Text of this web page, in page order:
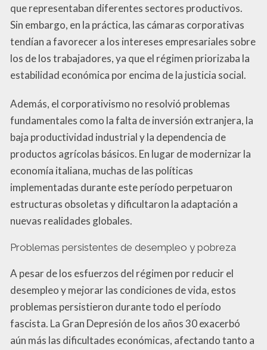
que representaban diferentes sectores productivos.
Sin embargo, en la práctica, las cámaras corporativas
tendían a favorecer a los intereses empresariales sobre
los de los trabajadores, ya que el régimen priorizaba la
estabilidad económica por encima de la justicia social.
Además, el corporativismo no resolvió problemas
fundamentales como la falta de inversión extranjera, la
baja productividad industrial y la dependencia de
productos agrícolas básicos. En lugar de modernizar la
economía italiana, muchas de las políticas
implementadas durante este período perpetuaron
estructuras obsoletas y dificultaron la adaptación a
nuevas realidades globales.
Problemas persistentes de desempleo y pobreza
A pesar de los esfuerzos del régimen por reducir el
desempleo y mejorar las condiciones de vida, estos
problemas persistieron durante todo el período
fascista. La Gran Depresión de los años 30 exacerbó
aún más las dificultades económicas, afectando tanto a